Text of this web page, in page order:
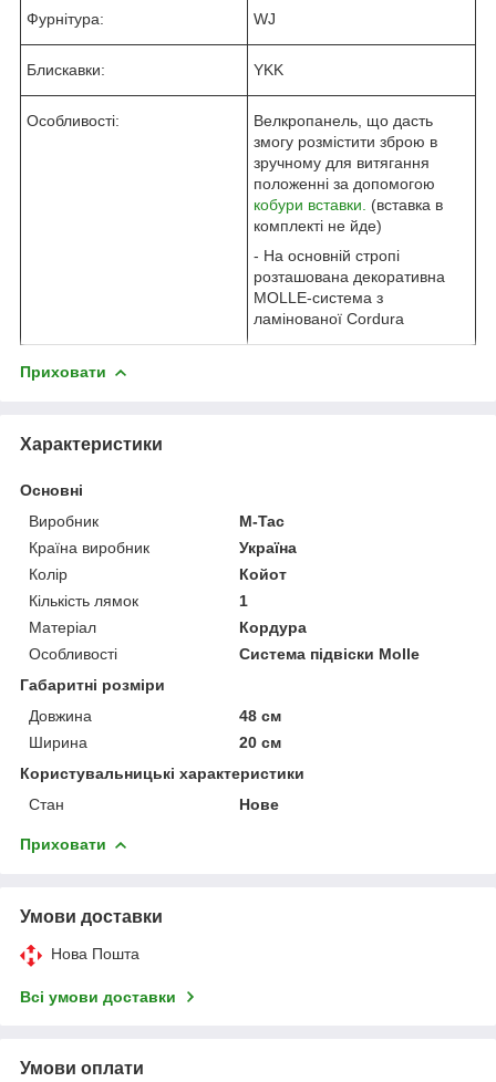
Фурнітура: WJ
Блискавки: YKK
Особливості:
Велкропанель, що дасть
змогу розмістити зброю в
зручному для витягання
положенні за допомогою
кобури вставки.
(вставка в
комплекті не йде)
- На основній стропі
розташована декоративна
MOLLE-система з
ламінованої Cordura
Приховати
Характеристики
Основні
Виробник
M-Tac
Країна виробник
Україна
Колір
Койот
Кількість лямок
1
Матеріал
Кордура
Особливості
Система підвіски Molle
Габаритні розміри
Довжина
48 см
Ширина
20 см
Користувальницькі характеристики
Стан
Нове
Приховати
Умови доставки
Нова Пошта
Всі умови доставки
Умови оплати